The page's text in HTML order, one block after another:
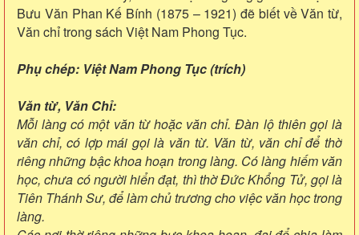
Bưu Văn Phan Kế Bính (1875 – 1921) đẽ biết về Văn từ,
Văn chỉ trong sách Việt Nam Phong Tục.
Phụ chép: Việt Nam Phong Tục (trích)
Văn từ, Văn Chỉ:
Mỗi làng có một văn từ hoặc văn chỉ. Đàn lộ thiên gọi là
văn chỉ, có lợp mái gọi là văn từ. Văn từ, văn chỉ để thờ
riêng những bậc khoa hoạn trong làng. Có làng hiếm văn
học, chưa có người hiển đạt, thì thờ Đức Khổng Tử, gọi là
Tiên Thánh Sư, để làm chủ trương cho việc văn học trong
làng.